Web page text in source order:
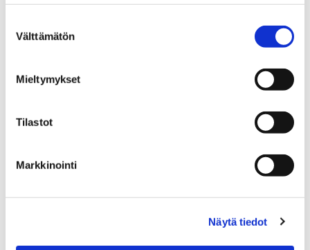
valinta
Välttämätön
Mieltymykset
Tilastot
Markkinointi
Näytä tiedot
Päättäritapahtuma muuttaa
päättäritapahtuman Porin kauppatorilla lauantaina 30.